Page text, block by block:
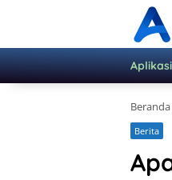
Aplikasi
Beranda
Berita